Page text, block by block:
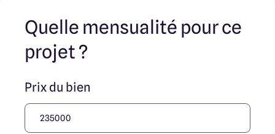
nos partenaires fonciers.
Quelle mensualité pour ce
projet ?
Prix du bien